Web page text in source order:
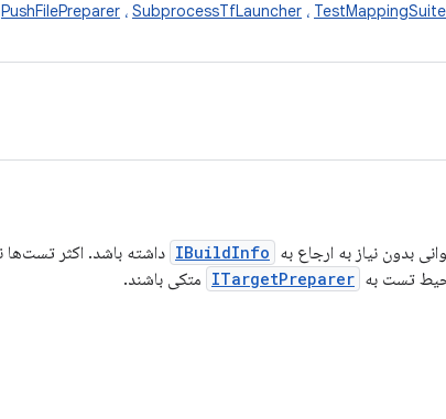
PushFilePreparer ، SubprocessTfLauncher ،
بدون نیاز به ارجاع به IBuildInfo
ITargetPreparer متکی باشند.